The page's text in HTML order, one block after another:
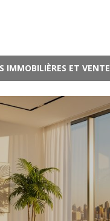
IMMOBILIÈRES ET VENTE